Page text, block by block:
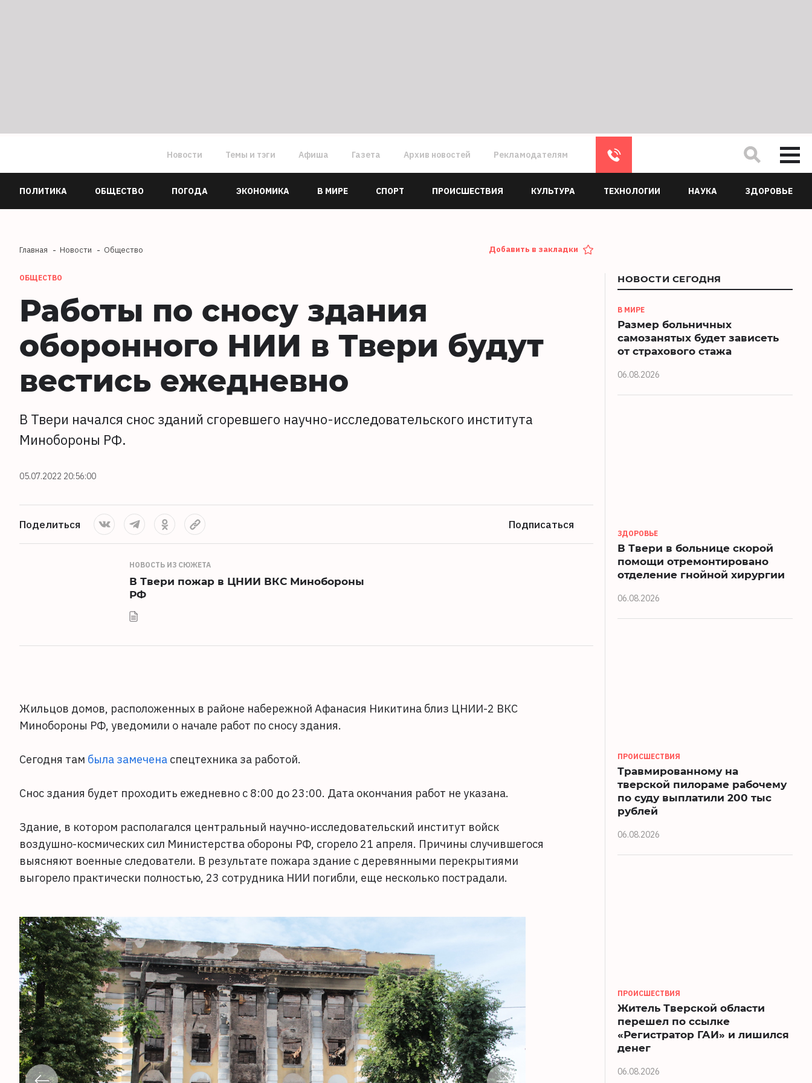
Новости Темы и тэги Афиша Газета Архив новостей Рекламодателям
ПОЛИТИКА ОБЩЕСТВО ПОГОДА ЭКОНОМИКА В МИРЕ СПОРТ ПРОИСШЕСТВИЯ КУЛЬТУРА ТЕХНОЛОГИИ НАУКА ЗДОРОВЬЕ
Главная Новости Общество Добавить в закладки
ОБЩЕСТВО
Работы по сносу здания
оборонного НИИ в Твери будут
вестись ежедневно
В Твери начался снос зданий сгоревшего научно-исследовательского института
Минобороны РФ.
05.07.2022 20:56:00
Поделиться Подписаться
НОВОСТЬ ИЗ СЮЖЕТА
В Твери пожар в ЦНИИ ВКС Минобороны
РФ
Жильцов домов, расположенных в районе набережной Афанасия Никитина близ ЦНИИ-2 ВКС
Минобороны РФ, уведомили о начале работ по сносу здания.
Сегодня там была замечена спецтехника за работой.
Снос здания будет проходить ежедневно с 8:00 до 23:00. Дата окончания работ не указана.
Здание, в котором располагался центральный научно-исследовательский институт войск
воздушно-космических сил Министерства обороны РФ, сгорело 21 апреля. Причины случившегося
выясняют военные следователи. В результате пожара здание с деревянными перекрытиями
выгорело практически полностью, 23 сотрудника НИИ погибли, еще несколько пострадали.
НОВОСТИ СЕГОДНЯ
В МИРЕ
Размер больничных
самозанятых будет зависеть
от страхового стажа
06.08.2026
ЗДОРОВЬЕ
В Твери в больнице скорой
помощи отремонтировано
отделение гнойной хирургии
06.08.2026
ПРОИСШЕСТВИЯ
Травмированному на
тверской пилораме рабочему
по суду выплатили 200 тыс
рублей
06.08.2026
ПРОИСШЕСТВИЯ
Житель Тверской области
перешел по ссылке
«Регистратор ГАИ» и лишился
денег
06.08.2026